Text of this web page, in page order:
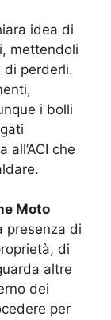
idea di
mettendoli
di perderli.
i bolli
che
Moto
presenza di
di
altre
dei
per